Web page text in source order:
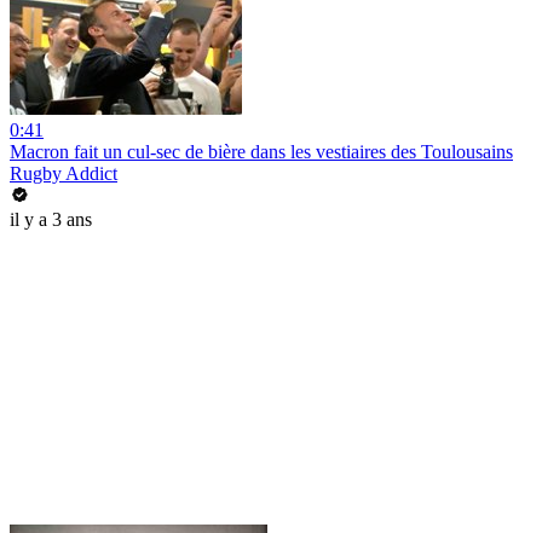
0:41
Macron fait un cul-sec de bière dans les vestiaires des Toulousains
Rugby Addict
il y a 3 ans